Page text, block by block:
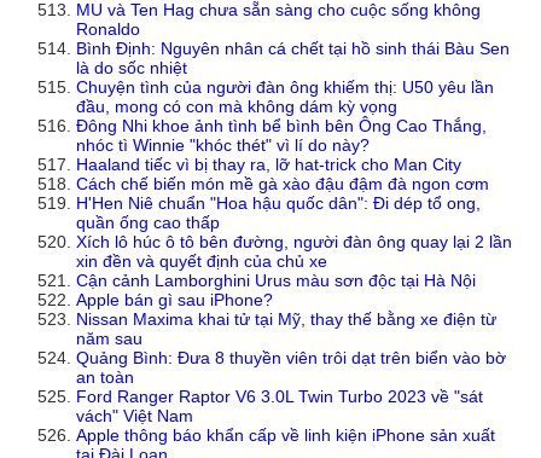
MU và Ten Hag chưa sẵn sàng cho cuộc sống không
Ronaldo
Bình Định: Nguyên nhân cá chết tại hồ sinh thái Bàu Sen
là do sốc nhiệt
Chuyện tình của người đàn ông khiếm thị: U50 yêu lần
đầu, mong có con mà không dám kỳ vọng
Đông Nhi khoe ảnh tình bể bình bên Ông Cao Thắng,
nhóc tì Winnie "khóc thét" vì lí do này?
Haaland tiếc vì bị thay ra, lỡ hat-trick cho Man City
Cách chế biến món mề gà xào đậu đậm đà ngon cơm
H'Hen Niê chuẩn "Hoa hậu quốc dân": Đi dép tổ ong,
quần ống cao thấp
Xích lô húc ô tô bên đường, người đàn ông quay lại 2 lần
xin đền và quyết định của chủ xe
Cận cảnh Lamborghini Urus màu sơn độc tại Hà Nội
Apple bán gì sau iPhone?
Nissan Maxima khai tử tại Mỹ, thay thế bằng xe điện từ
năm sau
Quảng Bình: Đưa 8 thuyền viên trôi dạt trên biển vào bờ
an toàn
Ford Ranger Raptor V6 3.0L Twin Turbo 2023 về "sát
vách" Việt Nam
Apple thông báo khẩn cấp về linh kiện iPhone sản xuất